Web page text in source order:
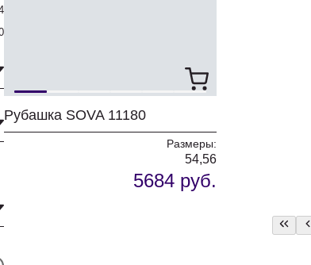
Рубашка SOVA 11180
Размеры:
54,56
5684 руб.